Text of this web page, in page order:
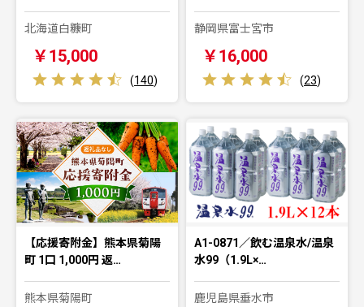
北海道白糠町
￥15,000
(140)
静岡県富士宮市
￥16,000
(23)
【応援寄附金】熊本県菊陽
町 1口 1,000円 返…
熊本県菊陽町
A1-0871／飲む温泉水/温泉
水99（1.9L×…
鹿児島県垂水市